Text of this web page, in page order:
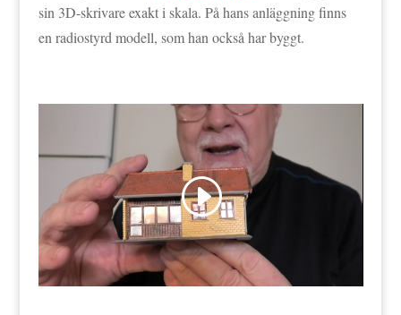
sin 3D-skrivare exakt i skala. På hans anläggning finns
en radiostyrd modell, som han också har byggt.